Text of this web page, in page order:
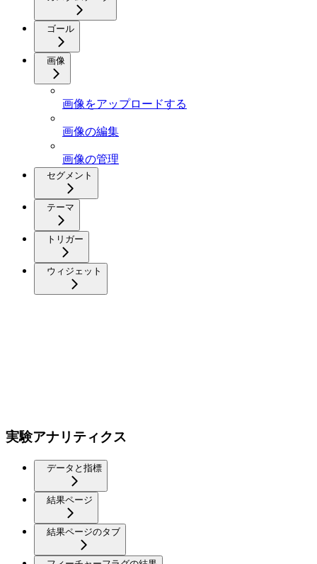
ゴール
画像
画像をアップロードする
画像の編集
画像の管理
セグメント
テーマ
トリガー
ウィジェット
実験アナリティクス
データと指標
結果ページ
結果ページのタブ